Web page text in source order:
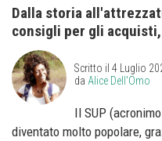
Dalla storia
consigli per gli
Scritto il 4 Luglio
da Alice Dell'Omo
Il SUP
diventato molto popolare,